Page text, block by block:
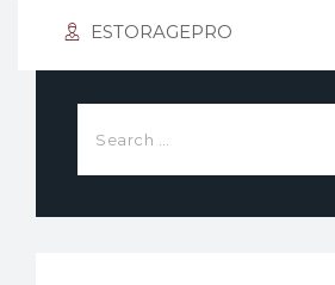
ESTORAGEPRO